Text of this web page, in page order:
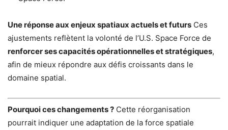
Une réponse aux enjeux spatiaux actuels et futurs Ces
ajustements reflètent la volonté de l’U.S. Space Force de
renforcer ses capacités opérationnelles et stratégiques,
afin de mieux répondre aux défis croissants dans le
domaine spatial.
Pourquoi ces changements ? Cette réorganisation
pourrait indiquer une adaptation de la force spatiale